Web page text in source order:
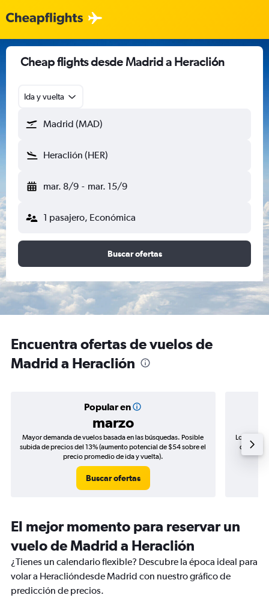
Cheap flights desde Madrid a Heraclión
Ida y vuelta
Madrid (MAD)
Heraclión (HER)
mar. 8/9 - mar. 15/9
1 pasajero, Económica
Buscar ofertas
Encuentra ofertas de vuelos de
Madrid a Heraclión
Popular en
marzo
Mayor demanda de vuelos basada en las búsquedas. Posible
subida de precios del 13% (aumento potencial de $54 sobre el
precio promedio de ida y vuelta).
Buscar ofertas
Los
de
El mejor momento para reservar un
vuelo de Madrid a Heraclión
¿Tienes un calendario flexible? Descubre la época ideal para
volar a Heraclióndesde Madrid con nuestro gráfico de
predicción de precios.